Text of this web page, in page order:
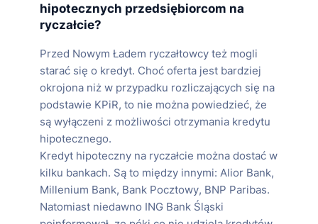
hipotecznych przedsiębiorcom na
ryczałcie?
Przed Nowym Ładem ryczałtowcy też mogli
starać się o kredyt. Choć oferta jest bardziej
okrojona niż w przypadku rozliczających się na
podstawie KPiR, to nie można powiedzieć, że
są wyłączeni z możliwości otrzymania kredytu
hipotecznego.
Kredyt hipoteczny na ryczałcie można dostać w
kilku bankach. Są to między innymi: Alior Bank,
Millenium Bank, Bank Pocztowy, BNP Paribas.
Natomiast niedawno ING Bank Śląski